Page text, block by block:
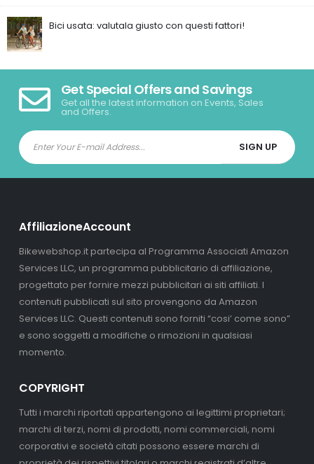
Bici usata: valutala giusto con questi fattori!
Get Special Offers and Savings
Get all the latest information on Events, Sales
and Offers.
AffiliazioneAccount
Bikewebshop.it partecipa al Programma Associati Amazon
Services LLC, un programma pubblicitario di affiliazione,
progettato per fornire mezzi pubblicitari ai siti affiliati. I
contenuti pubblicati sul sito provengono da Amazon
Services LLC. Questi contenuti sono forniti “cosi’ come sono”
e sono soggetti a modifiche o rimozioni in qualsiasi
momento.
COPYRIGHT
Tutti i marchi riportati appartengono ai legittimi proprietari;
marchi di terzi, nomi di prodotti, nomi commerciali, nomi
corporativi e società citati possono essere marchi di